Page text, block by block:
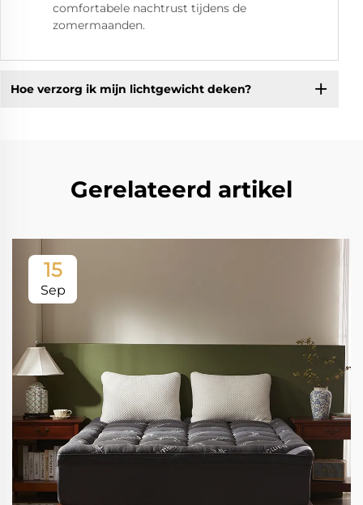
comfortabele nachtrust tijdens de
zomermaanden.
Hoe verzorg ik mijn lichtgewicht deken?
Gerelateerd artikel
15
Sep